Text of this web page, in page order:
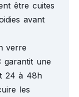
être cuites
avant
verre
garantit une
24 à 48h
les